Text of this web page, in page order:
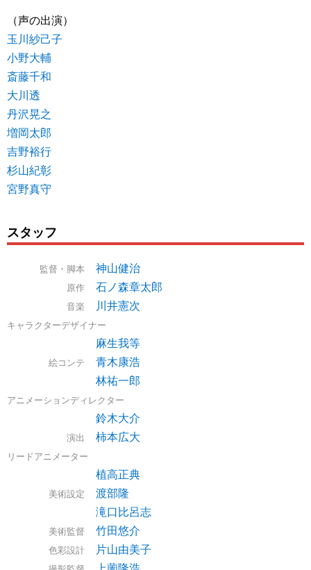
（声の出演）
玉川紗己子
小野大輔
斎藤千和
大川透
丹沢晃之
増岡太郎
吉野裕行
杉山紀彰
宮野真守
スタッフ
監督・脚本 神山健治
原作 石ノ森章太郎
音楽 川井憲次
キャラクターデザイナー
麻生我等
絵コンテ
青木康浩
林祐一郎
アニメーションディレクター
鈴木大介
演出 柿本広大
リードアニメーター
植高正典
美術設定
渡部隆
滝口比呂志
美術監督 竹田悠介
色彩設計 片山由美子